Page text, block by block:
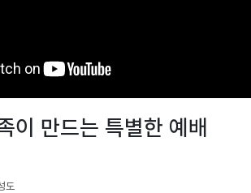
이 만드는 특별한 예배
도